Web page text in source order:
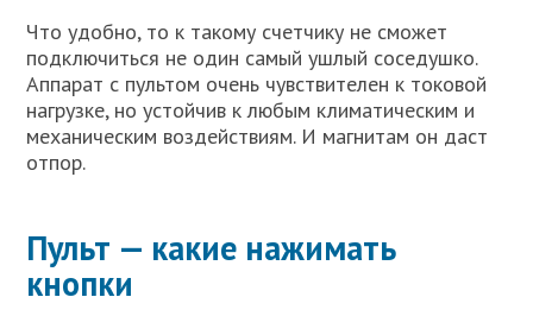
Что удобно, то к такому счетчику не сможет
подключиться не один самый ушлый соседушко.
Аппарат с пультом очень чувствителен к токовой
нагрузке, но устойчив к любым климатическим и
механическим воздействиям. И магнитам он даст
отпор.
Пульт — какие нажимать
кнопки